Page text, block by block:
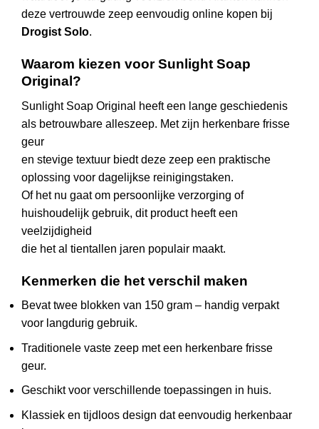
deze vertrouwde zeep eenvoudig online kopen bij
Drogist Solo.
Waarom kiezen voor Sunlight Soap
Original?
Sunlight Soap Original heeft een lange geschiedenis
als betrouwbare alleszeep. Met zijn herkenbare frisse
geur
en stevige textuur biedt deze zeep een praktische
oplossing voor dagelijkse reinigingstaken.
Of het nu gaat om persoonlijke verzorging of
huishoudelijk gebruik, dit product heeft een
veelzijdigheid
die het al tientallen jaren populair maakt.
Kenmerken die het verschil maken
Bevat twee blokken van 150 gram – handig verpakt
voor langdurig gebruik.
Traditionele vaste zeep met een herkenbare frisse
geur.
Geschikt voor verschillende toepassingen in huis.
Klassiek en tijdloos design dat eenvoudig herkenbaar